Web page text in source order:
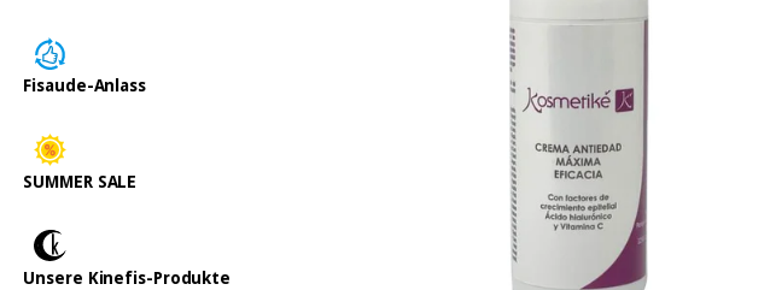
Fisaude-Anlass
SUMMER SALE
Unsere Kinefis-Produkte